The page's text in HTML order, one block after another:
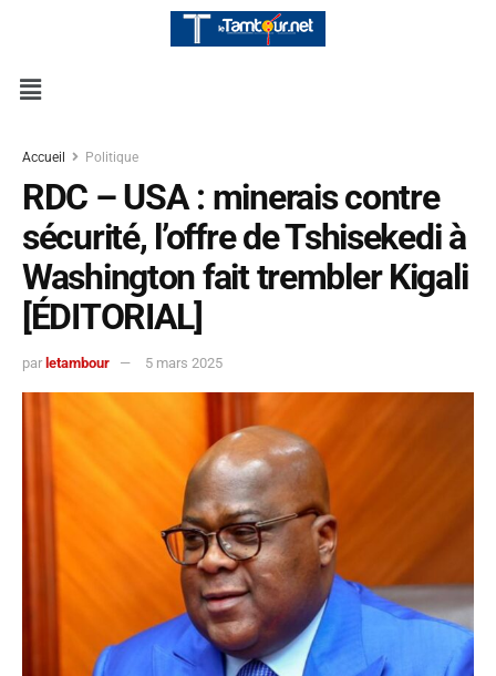
Accueil Politique
RDC – USA : minerais contre
sécurité, l’offre de Tshisekedi à
Washington fait trembler Kigali
[ÉDITORIAL]
par letambour 5 mars 2025